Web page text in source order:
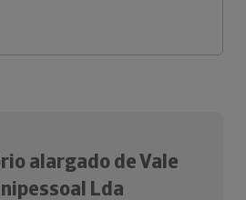
alargado de Vale
Lda